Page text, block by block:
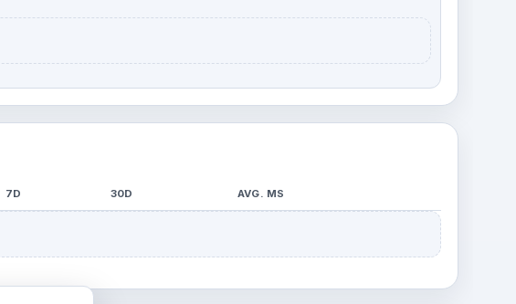
7D 30D AVG. MS